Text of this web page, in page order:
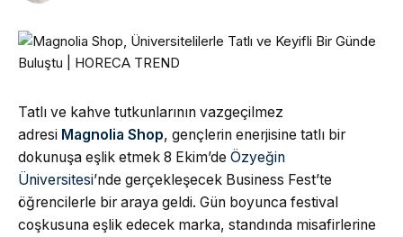
Tatlı ve kahve tutkunlarının vazgeçilmez
adresi Magnolia Shop, gençlerin enerjisine tatlı bir
dokunuşa eşlik etmek 8 Ekim’de Özyeğin
Üniversitesi’nde gerçekleşecek Business Fest’te
öğrencilerle bir araya geldi. Gün boyunca festival
coşkusuna eşlik edecek marka, standında misafirlerine